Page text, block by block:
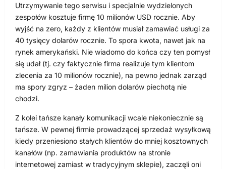
Utrzymywanie tego serwisu i specjalnie wydzielonych
zespołów kosztuje firmę 10 milionów USD rocznie. Aby
wyjść na zero, każdy z klientów musiał zamawiać usługi za
40 tysięcy dolarów rocznie. To spora kwota, nawet jak na
rynek amerykański. Nie wiadomo do końca czy ten pomysł
się udał (tj. czy faktycznie firma realizuje tym klientom
zlecenia za 10 milionów rocznie), na pewno jednak zarząd
ma spory zgryz – żaden milion dolarów piechotą nie
chodzi.
Z kolei tańsze kanały komunikacji wcale niekoniecznie są
tańsze. W pewnej firmie prowadzącej sprzedaż wysyłkową
kiedy przeniesiono stałych klientów do mniej kosztownych
kanałów (np. zamawiania produktów na stronie
internetowej zamiast w tradycyjnym sklepie), zaczęli oni